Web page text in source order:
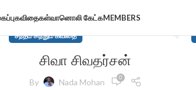
கவிதைகள்வானொலி கேட்கMEMBERS
சந்தம் சிந்தும் கவிதை
சிவா சிவதர்சன்
By Nada Mohan 0